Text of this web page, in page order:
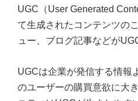
UGC（User Generated
て生成されたコンテンツの
ュー、ブログ記事などが
UGCは企業が発信する情報
のユーザーの購買意欲に大